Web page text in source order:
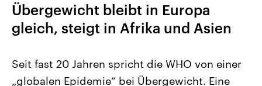
Übergewicht bleibt in Europa
gleich, steigt in Afrika und Asien
Seit fast 20 Jahren spricht die WHO von einer
„globalen Epidemie“ bei Übergewicht. Eine